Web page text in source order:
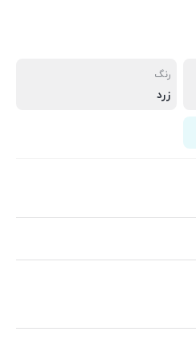
رنگ
زرد